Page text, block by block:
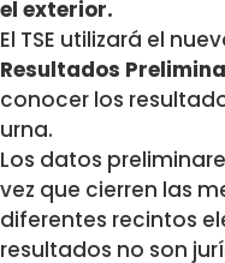
el exterior.
El TSE utilizará el
Resultados
conocer los
urna.
Los datos
vez que cierren las
diferentes recintos
resultados no son